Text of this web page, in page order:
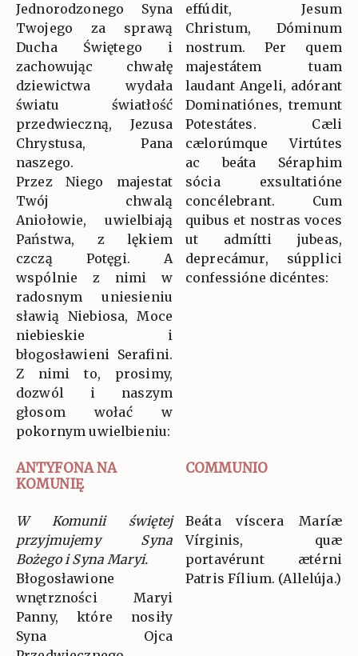
Jednorodzonego Syna
Twojego za sprawą
Ducha Świętego i
zachowując chwałę
dziewictwa wydała
światu światłość
przedwieczną, Jezusa
Chrystusa, Pana
naszego.
Przez Niego majestat
Twój chwalą
Aniołowie, uwielbiają
Państwa, z lękiem
czczą Potęgi. A
wspólnie z nimi w
radosnym uniesieniu
sławią Niebiosa, Moce
niebieskie i
błogosławieni Serafini.
Z nimi to, prosimy,
dozwól i naszym
głosom wołać w
pokornym uwielbieniu:
effúdit, Jesum
Christum, Dóminum
nostrum. Per quem
majestátem tuam
laudant Angeli, adórant
Dominatiónes, tremunt
Potestátes. Cæli
cælorúmque Virtútes
ac beáta Séraphim
sócia exsultatióne
concélebrant. Cum
quibus et nostras voces
ut admítti jubeas,
deprecámur, súpplici
confessióne dicéntes:
ANTYFONA NA
KOMUNIĘ
COMMUNIO
W Komunii świętej
przyjmujemy Syna
Bożego i Syna Maryi.
Błogosławione
wnętrzności Maryi
Panny, które nosiły
Syna Ojca
Beáta víscera Maríæ
Vírginis, quæ
portavérunt ætérni
Patris Fílium. (Allelúja.)